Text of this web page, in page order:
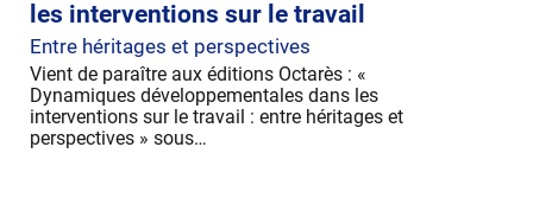
les interventions sur le travail
Entre héritages et perspectives
Vient de paraître aux éditions Octarès : «
Dynamiques développementales dans les
interventions sur le travail : entre héritages et
perspectives » sous…